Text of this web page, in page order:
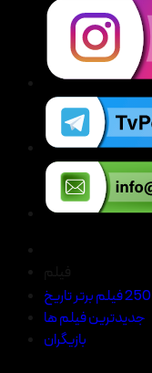
250 فیلم برتر تاریخ
جدیدترین فیلم ها
بازیگران